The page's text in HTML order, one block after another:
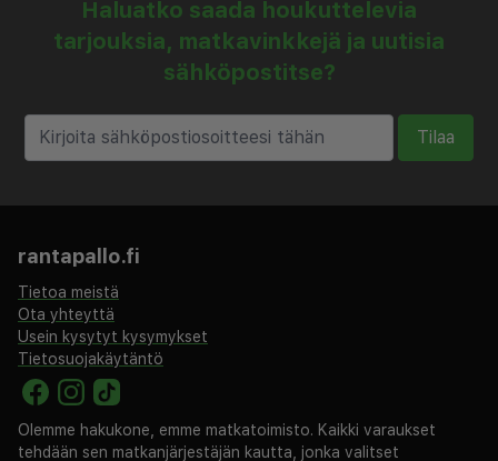
Haluatko saada houkuttelevia
tarjouksia, matkavinkkejä ja uutisia
sähköpostitse?
Tilaa
rantapallo.fi
Tietoa meistä
Ota yhteyttä
Usein kysytyt kysymykset
Tietosuojakäytäntö
Olemme hakukone, emme matkatoimisto. Kaikki varaukset
tehdään sen matkanjärjestäjän kautta, jonka valitset